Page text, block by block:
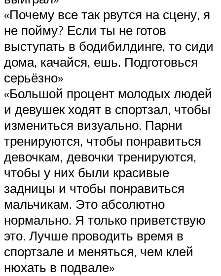
«Почему все так рвутся на сцену, я
не пойму? Если ты не готов
выступать в бодибилдинге, то сиди
дома, качайся, ешь. Подготовься
серьёзно»
«Большой процент молодых людей
и девушек ходят в спортзал, чтобы
измениться визуально. Парни
тренируются, чтобы понравиться
девочкам, девочки тренируются,
чтобы у них были красивые
задницы и чтобы понравиться
мальчикам. Это абсолютно
нормально. Я только приветствую
это. Лучше проводить время в
спортзале и меняться, чем клей
нюхать в подвале»